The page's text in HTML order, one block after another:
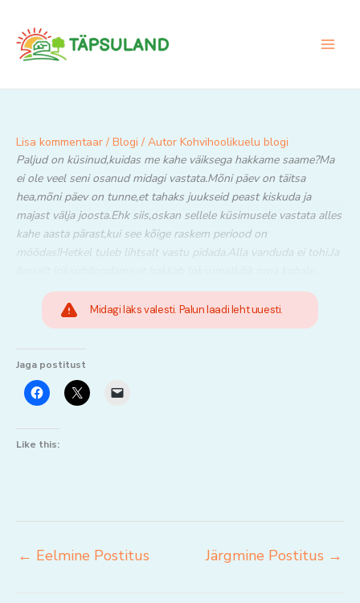
content
Lisa kommentaar / Blogi / Autor Kohvihoolikuelu blogi
Paljud on küsinud,kuidas me kahe väiksega hakkame saame?Ma
ei ole veel seni osanud midagi vastata.Mõni päev on täitsa
hea,mõni päev on tunne,et tahaks juukseid peast kiskuda ja
majast välja joosta.Ehk siis,oskan sellele küsimusele vastata alles
kahe aasta pärast,kui see kõige raskem periood on
möödas!Hetkel tuleb lihtsalt vastu pidada.Alla vanduda ei tohi.Ja
Midagi läks valesti. Palun laadi leht uuesti.
Jaga postitust
Like this:
← Eelmine Postitus Järgmine Postitus →